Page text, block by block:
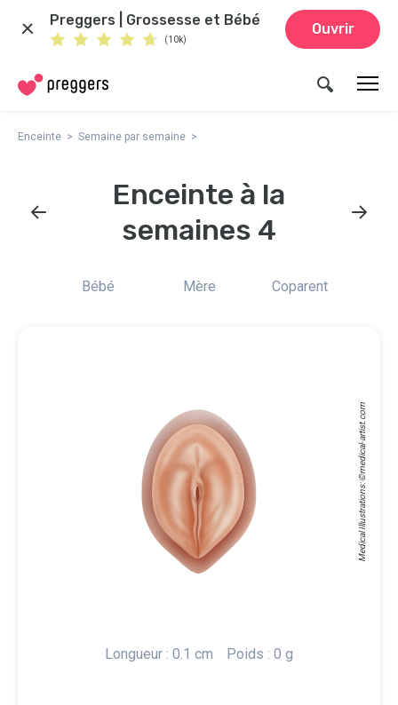
Preggers | Grossesse et Bébé
(10k)
Ouvrir
Enceinte Semaine par semaine
Enceinte à la
semaines 4
Bébé Mère Coparent
Medical Illustrations: ©
medical-artist.com
Longueur : 0.1 cm Poids : 0 g